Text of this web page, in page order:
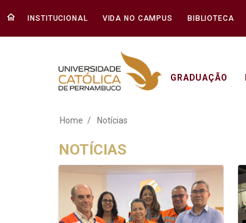
INSTITUCIONAL VIDA NO CAMPUS BIBLIOTECA
GRADUAÇÃO
Notícias - Unicap
Home Notícias
NOTÍCIAS